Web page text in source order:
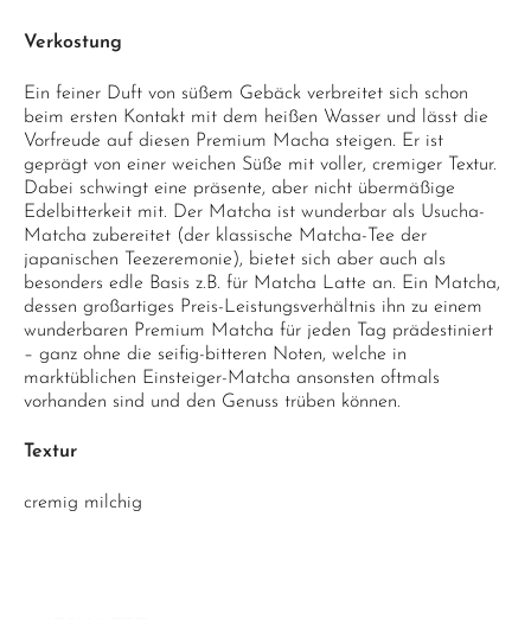
Verkostung
Ein feiner Duft von süßem Gebäck verbreitet sich schon
beim ersten Kontakt mit dem heißen Wasser und lässt die
Vorfreude auf diesen Premium Macha steigen. Er ist
geprägt von einer weichen Süße mit voller, cremiger Textur.
Dabei schwingt eine präsente, aber nicht übermäßige
Edelbitterkeit mit. Der Matcha ist wunderbar als Usucha-
Matcha zubereitet (der klassische Matcha-Tee der
japanischen Teezeremonie), bietet sich aber auch als
besonders edle Basis z.B. für Matcha Latte an. Ein Matcha,
dessen großartiges Preis-Leistungsverhältnis ihn zu einem
wunderbaren Premium Matcha für jeden Tag prädestiniert
– ganz ohne die seifig-bitteren Noten, welche in
marktüblichen Einsteiger-Matcha ansonsten oftmals
vorhanden sind und den Genuss trüben können.
Textur
cremig milchig